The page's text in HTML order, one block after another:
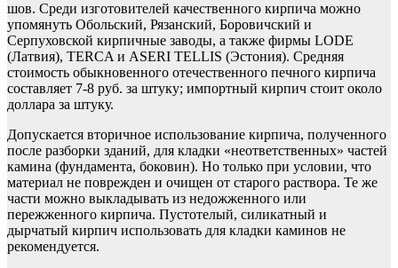
шов. Среди изготовителей качественного кирпича можно
упомянуть Обольский, Рязанский, Боровичский и
Серпуховской кирпичные заводы, а также фирмы LODE
(Латвия), TERCA и ASERI TELLIS (Эстония). Средняя
стоимость обыкновенного отечественного печного кирпича
составляет 7-8 руб. за штуку; импортный кирпич стоит около
доллара за штуку.
Допускается вторичное использование кирпича, полученного
после разборки зданий, для кладки «неответственных» частей
камина (фундамента, боковин). Но только при условии, что
материал не поврежден и очищен от старого раствора. Те же
части можно выкладывать из недожженного или
пережженного кирпича. Пустотелый, силикатный и
дырчатый кирпич использовать для кладки каминов не
рекомендуется.